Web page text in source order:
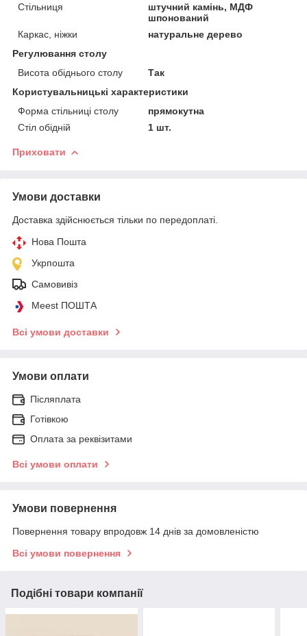
Стільниця
штучний камінь, МДФ
шпонований
Каркас, ніжки
натуральне дерево
Регулювання столу
Висота обіднього столу
Так
Користувальницькі характеристики
Форма стільниці столу
прямокутна
Стіл обідній
1 шт.
Приховати
Умови доставки
Доставка здійснюється тільки по передоплаті.
Нова Пошта
Укрпошта
Самовивіз
Meest ПОШТА
Всі умови доставки
Умови оплати
Післяплата
Готівкою
Оплата за реквізитами
Всі умови оплати
Умови повернення
Повернення товару впродовж 14 днів за домовленістю
Всі умови повернення
Подібні товари компанії